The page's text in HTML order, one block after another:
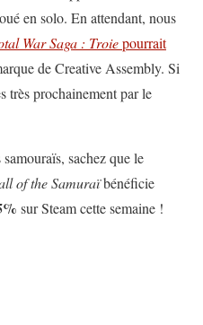
en solo. En attendant, nous
War Saga : Troiepourrait
de Creative Assembly. Si
très prochainement par le
sachez que le
of the Samuraïbénéficie
sur Steam cette semaine !